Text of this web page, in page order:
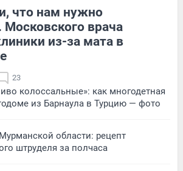
что нам нужно
Московского врача
из-за мата в
23
колоссальные»: как многодетная
из Барнаула в Турцию — фото
области: рецепт
штруделя за полчаса